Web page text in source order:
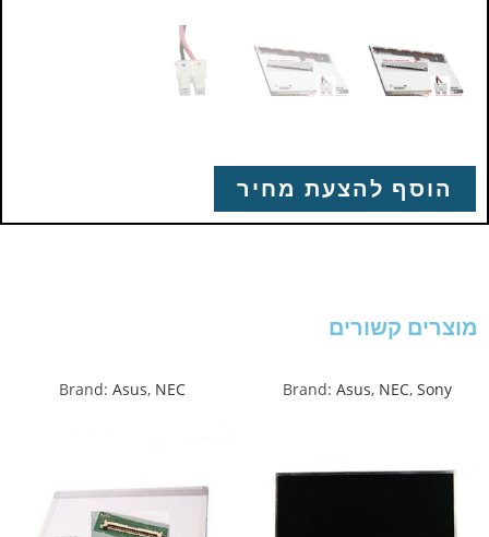
הוסף להצעת מחיר
מוצרים קשורים
Brand: Asus, NEC, Sony
Brand: Asus, NEC